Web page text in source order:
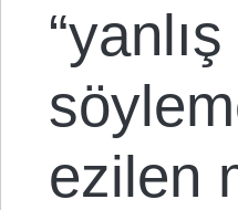
ezilen